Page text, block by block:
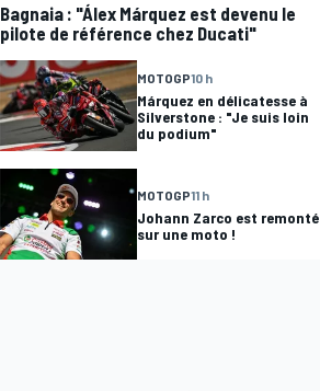
Bagnaia : "Álex Márquez est devenu le
pilote de référence chez Ducati"
MOTOGP10 h
Márquez en délicatesse à
Silverstone : "Je suis loin
du podium"
MOTOGP11 h
Johann Zarco est remonté
sur une moto !